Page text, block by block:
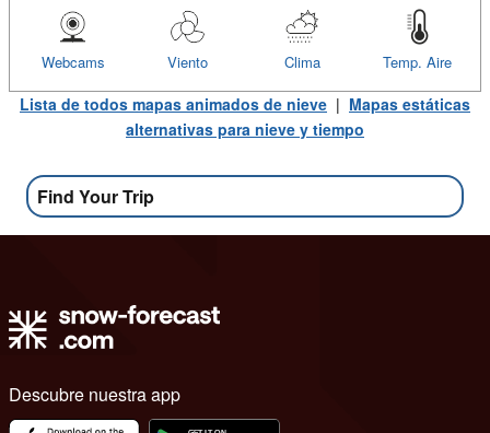
Temp. Aire
Clima
Viento
Webcams
Lista de todos mapas animados de nieve | Mapas estáticas
alternativas para nieve y tiempo
Find Your Trip
Descubre nuestra app